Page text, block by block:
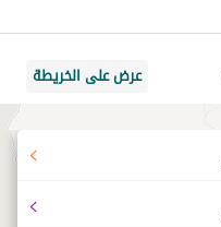
عرض على الخريطة